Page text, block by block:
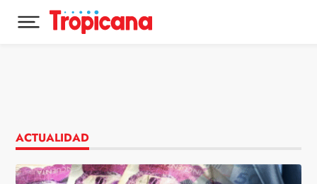
Desplegar menú principal
ACTUALIDAD